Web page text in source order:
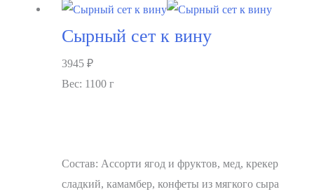
Сырный сет к вину
3945 ₽
Вес: 1100 г
Состав: Ассорти ягод и фруктов, мед, крекер
сладкий, камамбер, конфеты из мягкого сыра